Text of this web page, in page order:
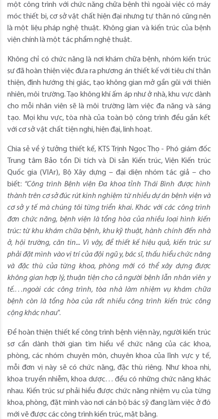
một công trình với chức năng chữa bệnh thì ngoài việc có máy
móc thiết bị, cơ sở vật chất hiện đại nhưng tự thân nó cũng nên
là một liệu pháp nghệ thuật. Không gian và kiến trúc của bệnh
viện chính là một tác phẩm nghệ thuật.
Không chỉ có chức năng là nơi khám chữa bệnh, nhóm kiến trúc
sư đã hoàn thiện việc đưa ra phương án thiết kế với tiêu chí thân
thiện, định hướng thị giác, tạo không gian mở gần gũi với thiên
nhiên, môi trường. Tạo không khí ấm áp như ở nhà, khu vực dành
cho mỗi nhân viên sẽ là môi trường làm việc đa năng và sáng
tạo. Mọi khu vực, tòa nhà của toàn bộ công trình đều gắn kết
với cơ sở vật chất tiện nghi, hiện đại, linh hoạt.
Chia sẻ về ý tưởng thiết kế, KTS Trịnh Ngọc Thọ - Phó giám đốc
Trung tâm Bảo tồn Di tích và Di sản Kiến trúc, Viện Kiến trúc
Quốc gia (VIAr), Bộ Xây dựng – đại diện nhóm tác giả – cho
biết: “Công trình Bệnh viện Đa khoa tỉnh Thái Bình được hình
thành trên cơ sở đúc rút kinh nghiệm từ nhiều dự án bệnh viện và
cơ sở y tế mà chúng tôi từng triển khai. Khác với các công trình
đơn chức năng, bệnh viện là tổng hòa của nhiều loại hình kiến
trúc: từ khu khám chữa bệnh, khu kỹ thuật, hành chính đến nhà
ở, hội trường, căn tin... Vì vậy, để thiết kế hiệu quả, kiến trúc sư
phải đặt mình vào vị trí của đội ngũ y, bác sĩ, thấu hiểu chức năng
và đặc thù của từng khoa, phòng mới có thể xây dựng được
không gian hợp lý, thuận tiện cho cả người bệnh lẫn nhân viên y
tế.…ngoài các công trình, tòa nhà làm nhiệm vụ khám chữa
bệnh còn là tổng hòa của rất nhiều công trình kiến trúc công
cộng khác nhau”.
Để hoàn thiện thiết kế công trình bệnh viện này, người kiến trúc
sơ cần dành thời gian tìm hiểu về chức năng của các khoa,
phòng, các nhóm chuyên môn, chuyên khoa của lĩnh vực y tế,
mỗi đơn vị này sẽ có chức năng, đặc thù riêng. Như khoa nhi,
khoa truyền nhiễm, khoa dược… đều có những chức năng khác
nhau. Kiến trúc sư phải hiểu được chức năng nhiệm vụ của từng
khoa, phòng, đặt mình vào nơi cán bộ bác sỹ đang làm việc ở đó
mới vẽ được các công trình kiến trúc, mặt bằng.